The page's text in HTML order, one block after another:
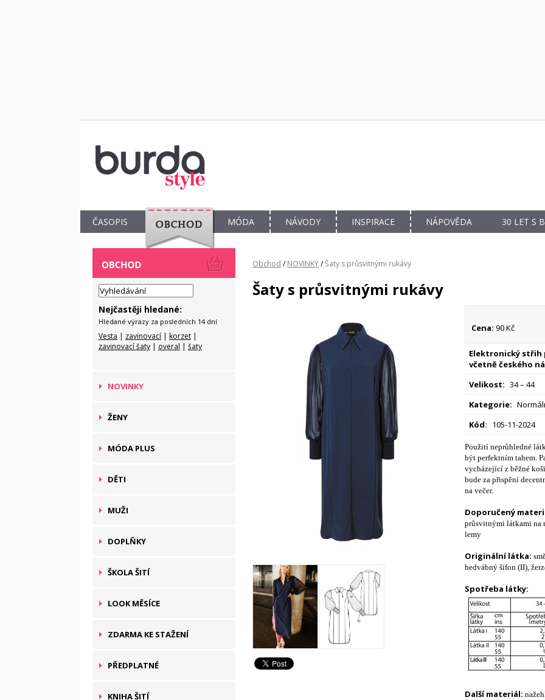
ČASOPIS
OBCHOD
MÓDA NÁVODY INSPIRACE NÁPOVĚDA 30 LET S
Nejčastěji hledané:
Hledané výrazy za posledních 14 dní
Vesta | zavinovací | korzet |
zavinovací šaty | overal | šaty
NOVINKY
ŽENY
MÓDA PLUS
DĚTI
MUŽI
DOPLŇKY
ŠKOLA ŠITÍ
LOOK MĚSÍCE
ZDARMA KE STAŽENÍ
PŘEDPLATNÉ
KNIHA ŠITÍ
Obchod / NOVINKY/Šaty s průsvitnými rukávy
Šaty s průsvitnými rukávy
Cena: 90 Kč
Elektronický střih
včetně českého
Velikost: 34 – 44
Kategorie:
Kód: 105-11-2024
Použití neprůhledné
být perfektním tahem.
vycházející z běžné
bude za přispění
na večer.
Doporučený
průsvitnými látkami na
lemy
Originální látka:
hedvábný šifon (II),
Spotřeba látky:
Další materiál: